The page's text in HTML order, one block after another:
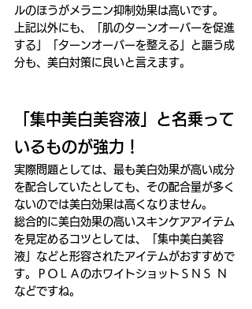
ルのほうがメラニン抑制効果は高いです。
上記以外にも、「肌のターンオーバーを促進
する」「ターンオーバーを整える」と謳う成
分も、美白対策に良いと言えます。
「集中美白美容液」と名乗って
いるものが強力！
実際問題としては、最も美白効果が高い成分
を配合していたとしても、その配合量が多く
ないのでは美白効果は高くなりません。
総合的に美白効果の高いスキンケアアイテム
を見定めるコツとしては、「集中美白美容
液」などと形容されたアイテムがおすすめで
す。ＰＯＬＡのホワイトショットＳＮＳ Ｎ
などですね。